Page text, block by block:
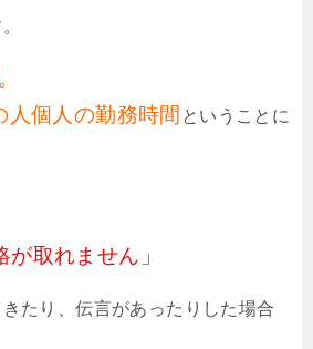
人個人の勤務時間 ということに
が取れません」
たり、伝言があったりした場合